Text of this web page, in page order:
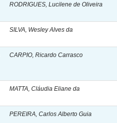
RODRIGUES, Lucilene de Oliveira
SILVA, Wesley Alves da
CARPIO, Ricardo Carrasco
MATTA, Cláudia Eliane da
PEREIRA, Carlos Alberto Guia